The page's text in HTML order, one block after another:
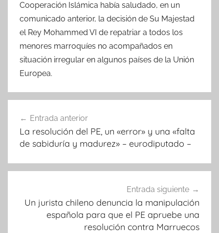
Cooperación Islámica había saludado, en un
comunicado anterior, la decisión de Su Majestad
el Rey Mohammed VI de repatriar a todos los
menores marroquíes no acompañados en
situación irregular en algunos países de la Unión
Europea.
de
entradas
Entrada anterior
La resolución del PE, un «error» y una «falta
de sabiduría y madurez» – eurodiputado –
Entrada siguiente
Un jurista chileno denuncia la manipulación
española para que el PE apruebe una
resolución contra Marruecos